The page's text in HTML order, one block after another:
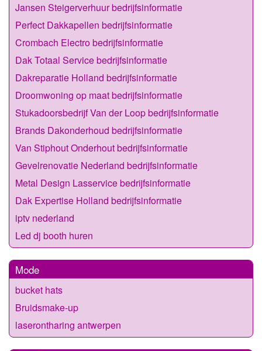
Jansen Steigerverhuur bedrijfsinformatie
Perfect Dakkapellen bedrijfsinformatie
Crombach Electro bedrijfsinformatie
Dak Totaal Service bedrijfsinformatie
Dakreparatie Holland bedrijfsinformatie
Droomwoning op maat bedrijfsinformatie
Stukadoorsbedrijf Van der Loop bedrijfsinformatie
Brands Dakonderhoud bedrijfsinformatie
Van Stiphout Onderhout bedrijfsinformatie
Gevelrenovatie Nederland bedrijfsinformatie
Metal Design Lasservice bedrijfsinformatie
Dak Expertise Holland bedrijfsinformatie
iptv nederland
Led dj booth huren
Mode
bucket hats
Bruidsmake-up
laserontharing antwerpen